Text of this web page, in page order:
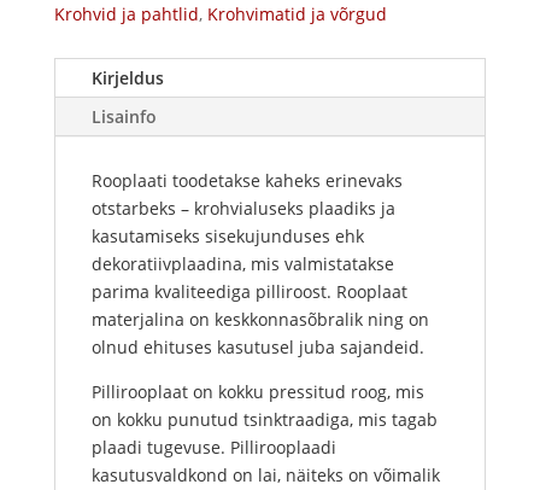
Krohvid ja pahtlid, Krohvimatid ja võrgud
Kirjeldus
Lisainfo
Rooplaati toodetakse kaheks erinevaks
otstarbeks – krohvialuseks plaadiks ja
kasutamiseks sisekujunduses ehk
dekoratiivplaadina, mis valmistatakse
parima kvaliteediga pilliroost. Rooplaat
materjalina on keskkonnasõbralik ning on
olnud ehituses kasutusel juba sajandeid.
Pillirooplaat on kokku pressitud roog, mis
on kokku punutud tsinktraadiga, mis tagab
plaadi tugevuse. Pillirooplaadi
kasutusvaldkond on lai, näiteks on võimalik